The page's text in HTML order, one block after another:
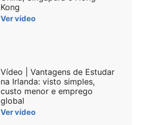
Kong
Ver vídeo
Vídeo | Vantagens de Estudar
na Irlanda: visto simples,
custo menor e emprego
global
Ver vídeo